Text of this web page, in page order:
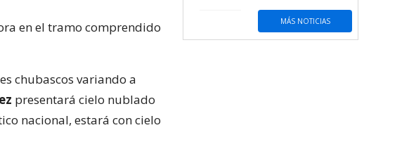
en el tramo comprendido
chubascos variando a
presentará cielo nublado
nacional, estará con cielo
MÁS NOTICIAS